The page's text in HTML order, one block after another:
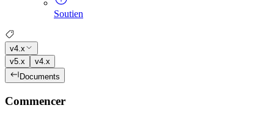
Soutien
v4.x
v5.x
v4.x
Documents
Commencer